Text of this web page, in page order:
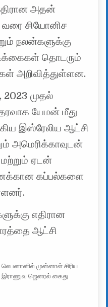
அதன்
வரை சியோனிச
நலன்களுக்கு
தொடரும்
அறிவித்துள்ளன.
முதல்
யேமன் மீது
இஸ்ரேலிய ஆட்சி
அமெரிக்காவுடன்
ஏடன்
கப்பல்களை
எதிரான
ஆட்சி
லெபனானில் முன்னாள் சிரிய
இராணுவ ஜெனரல் கைது